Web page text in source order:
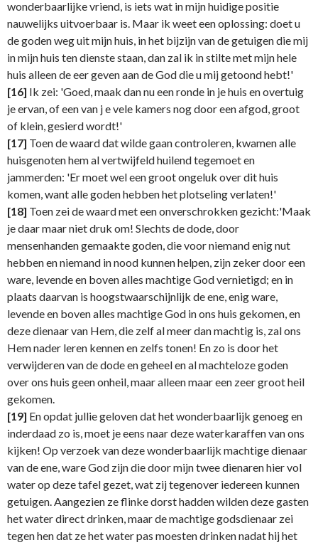
wonderbaarlijke vriend, is iets wat in mijn huidige positie
nauwelijks uitvoerbaar is. Maar ik weet een oplossing: doet u
de goden weg uit mijn huis, in het bijzijn van de getuigen die mij
in mijn huis ten dienste staan, dan zal ik in stilte met mijn hele
huis alleen de eer geven aan de God die u mij getoond hebt!'
[16] Ik zei: 'Goed, maak dan nu een ronde in je huis en overtuig
je ervan, of een van j e vele kamers nog door een afgod, groot
of klein, gesierd wordt!'
[17] Toen de waard dat wilde gaan controleren, kwamen alle
huisgenoten hem al vertwijfeld huilend tegemoet en
jammerden: 'Er moet wel een groot ongeluk over dit huis
komen, want alle goden hebben het plotseling verlaten!'
[18] Toen zei de waard met een onverschrokken gezicht:'Maak
je daar maar niet druk om! Slechts de dode, door
mensenhanden gemaakte goden, die voor niemand enig nut
hebben en niemand in nood kunnen helpen, zijn zeker door een
ware, levende en boven alles machtige God vernietigd; en in
plaats daarvan is hoogstwaarschijnlijk de ene, enig ware,
levende en boven alles machtige God in ons huis gekomen, en
deze dienaar van Hem, die zelf al meer dan machtig is, zal ons
Hem nader leren kennen en zelfs tonen! En zo is door het
verwijderen van de dode en geheel en al machteloze goden
over ons huis geen onheil, maar alleen maar een zeer groot heil
gekomen.
[19] En opdat jullie geloven dat het wonderbaarlijk genoeg en
inderdaad zo is, moet je eens naar deze waterkaraffen van ons
kijken! Op verzoek van deze wonderbaarlijk machtige dienaar
van de ene, ware God zijn die door mijn twee dienaren hier vol
water op deze tafel gezet, wat zij tegenover iedereen kunnen
getuigen. Aangezien ze flinke dorst hadden wilden deze gasten
het water direct drinken, maar de machtige godsdienaar zei
tegen hen dat ze het water pas moesten drinken nadat hij het